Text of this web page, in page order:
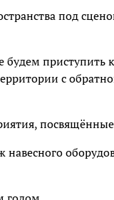
под
приступить
с